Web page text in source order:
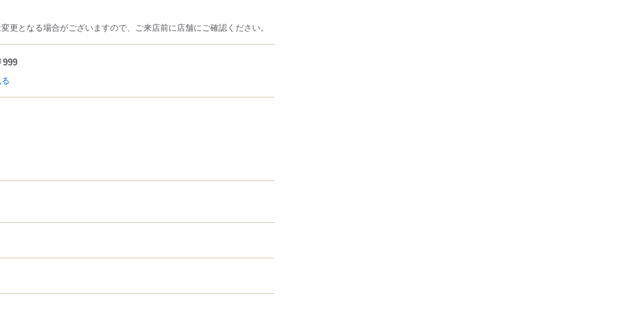
更となる場合がございますので、ご来店前に店舗にご確認ください。
999